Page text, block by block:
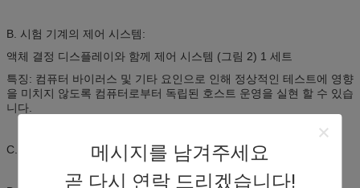
메시지를 남겨주세요
곧 다시 연락 드리겠습니다!
B. 시험 기계의 제어 시스템:
액체 결정 디스플레이와 함께 제어 시스템 (그림 2) 1 세트
특징: 컴퓨터 바이러스 및 기타 요인으로 인해 정상적인 테스트에 영향
을 미치지 않도록 컴퓨터로부터 독립된 호스트 운영을 실현 할 수 있습
니다.
C. 시험 기계의 토션 클램프 1 세트 (표준 구성)